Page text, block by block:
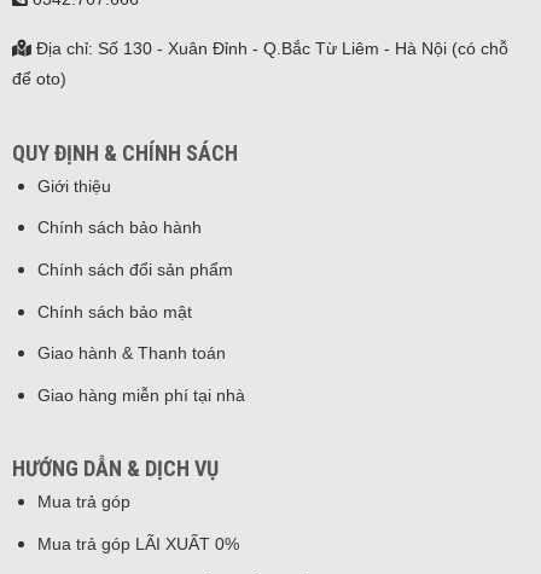
Địa chỉ: Số 130 - Xuân Đỉnh - Q.Bắc Từ Liêm - Hà Nội (có chỗ
để oto)
QUY ĐỊNH & CHÍNH SÁCH
Giới thiệu
Chính sách bảo hành
Chính sách đổi sản phẩm
Chính sách bảo mật
Giao hành & Thanh toán
Giao hàng miễn phí tại nhà
HƯỚNG DẪN & DỊCH VỤ
Mua trả góp
Mua trả góp LÃI XUẤT 0%